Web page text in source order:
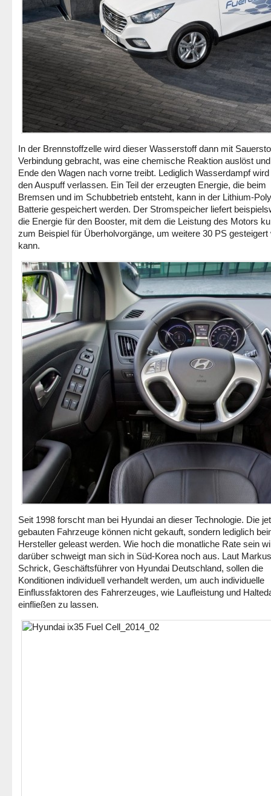
In der Brennstoffzelle wird dieser Wasserstoff dann mit
Verbindung gebracht, was eine chemische Reaktion auslöst
Ende den Wagen nach vorne treibt. Lediglich Wasserdampf
den Auspuff verlassen. Ein Teil der erzeugten Energie, die beim
Bremsen und im Schubbetrieb entsteht, kann in der Lithium-
Batterie gespeichert werden. Der Stromspeicher liefert
die Energie für den Booster, mit dem die Leistung des Motors
zum Beispiel für Überholvorgänge, um weitere 30 PS gesteigert
kann.
Seit 1998 forscht man bei Hyundai an dieser Technologie. Die
gebauten Fahrzeuge können nicht gekauft, sondern lediglich
Hersteller geleast werden. Wie hoch die monatliche Rate sein
darüber schweigt man sich in Süd-Korea noch aus. Laut Markus
Schrick, Geschäftsführer von Hyundai Deutschland, sollen die
Konditionen individuell verhandelt werden, um auch individuelle
Einflussfaktoren des Fahrerzeuges, wie Laufleistung und
einfließen zu lassen.